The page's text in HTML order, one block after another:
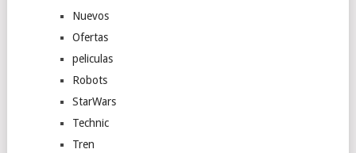
Nuevos
Ofertas
peliculas
Robots
StarWars
Technic
Tren